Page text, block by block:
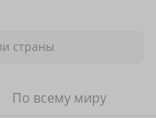
страны
По всему миру